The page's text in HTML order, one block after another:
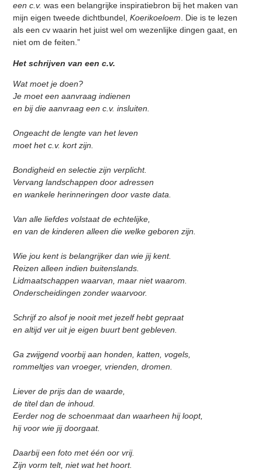
een c.v.was een belangrijke inspiratiebron bij het maken van
mijn eigen tweede dichtbundel,Koerikoeloem . Die is te lezen
als een cv waarin het juist wel om wezenlijke dingen gaat, en
niet om de feiten.”
Het schrijven van een c.v.
Wat moet je doen?
Je moet een aanvraag indienen
en bij die aanvraag een c.v. insluiten.
Ongeacht de lengte van het leven
moet het c.v. kort zijn.
Bondigheid en selectie zijn verplicht.
Vervang landschappen door adressen
en wankele herinneringen door vaste data.
Van alle liefdes volstaat de echtelijke,
en van de kinderen alleen die welke geboren zijn.
Wie jou kent is belangrijker dan wie jij kent.
Reizen alleen indien buitenslands.
Lidmaatschappen waarvan, maar niet waarom.
Onderscheidingen zonder waarvoor.
Schrijf zo alsof je nooit met jezelf hebt gepraat
en altijd ver uit je eigen buurt bent gebleven.
Ga zwijgend voorbij aan honden, katten, vogels,
rommeltjes van vroeger, vrienden, dromen.
Liever de prijs dan de waarde,
de titel dan de inhoud.
Eerder nog de schoenmaat dan waarheen hij loopt,
hij voor wie jij doorgaat.
Daarbij een foto met één oor vrij.
Zijn vorm telt, niet wat het hoort.